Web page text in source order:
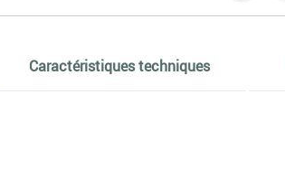
Caractéristiques techniques